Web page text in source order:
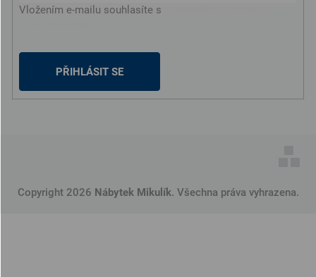
Vložením e-mailu souhlasíte s
PŘIHLÁSIT SE
Copyright 2026 Nábytek Mikulík. Všechna práva vyhrazena.